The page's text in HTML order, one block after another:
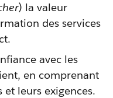
) la valeur
des services
avec les
en comprenant
leurs exigences.